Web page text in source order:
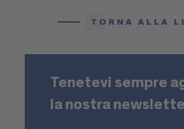
TORNA ALLA
Tenetevi sempre
la nostra